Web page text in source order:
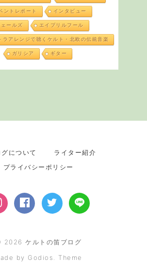
ントレポート インタビュー
ェールズ エイプリルフール
ラアレンジで聴くケルト・北欧の伝統音楽
ガリシア ギター
について
ライター紹介
プライバシーポリシー
2026 ケルトの笛ブログ
by Godios. Theme